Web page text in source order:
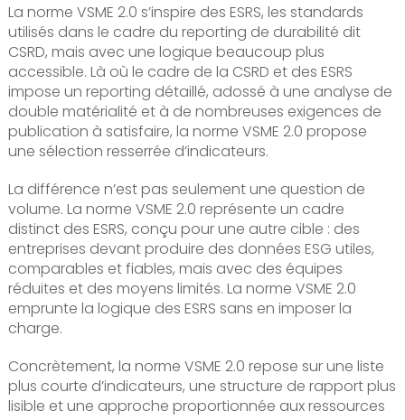
La norme VSME 2.0 s’inspire des ESRS, les standards
utilisés dans le cadre du reporting de durabilité dit
CSRD, mais avec une logique beaucoup plus
accessible. Là où le cadre de la CSRD et des ESRS
impose un reporting détaillé, adossé à une analyse de
double matérialité et à de nombreuses exigences de
publication à satisfaire, la norme VSME 2.0 propose
une sélection resserrée d’indicateurs.
La différence n’est pas seulement une question de
volume. La norme VSME 2.0 représente un cadre
distinct des ESRS, conçu pour une autre cible : des
entreprises devant produire des données ESG utiles,
comparables et fiables, mais avec des équipes
réduites et des moyens limités. La norme VSME 2.0
emprunte la logique des ESRS sans en imposer la
charge.
Concrètement, la norme VSME 2.0 repose sur une liste
plus courte d’indicateurs, une structure de rapport plus
lisible et une approche proportionnée aux ressources